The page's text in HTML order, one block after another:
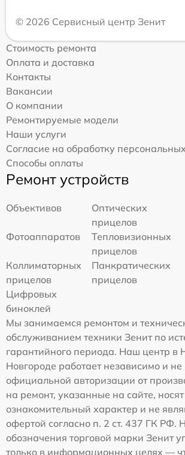
© 2026 Сервисный центр Зенит
Стоимость ремонта
Оплата и доставка
Контакты
Вакансии
О компании
Ремонтируемые модели
Наши услуги
Согласие на обработку
Способы оплаты
Ремонт устройств
Объективов
Оптических
прицелов
Фотоаппаратов
Тепловизионных
прицелов
Коллиматорных
прицелов
Панкратических
прицелов
Цифровых
биноклей
Мы занимаемся ремонтом и
обслуживанием техники Зенит по
гарантийного периода. Наш центр в
Новгороде работает независимо и не
официальной авторизации от
на ремонт, указанные на сайте,
ознакомительный характер и не
офертой согласно п. 2 ст. 437 ГК РФ.
обозначения торговой марки Зенит
только в информационных целях —